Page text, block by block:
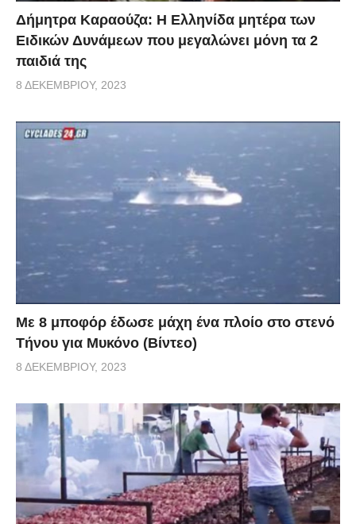
Δήμητρα Καραούζα: Η Ελληνίδα μητέρα των
Ειδικών Δυνάμεων που μεγαλώνει μόνη τα 2
παιδιά της
8 ΔΕΚΕΜΒΡΊΟΥ, 2023
Με 8 μποφόρ έδωσε μάχη ένα πλοίο στο στενό
Τήνου για Μυκόνο (Βίντεο)
8 ΔΕΚΕΜΒΡΊΟΥ, 2023